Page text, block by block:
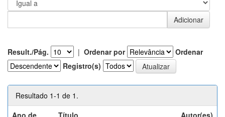
Result./Pág. | Ordenar por
Ordenar
Registro(s)
Resultado 1-1 de 1.
Ano de
Título Autor(es)